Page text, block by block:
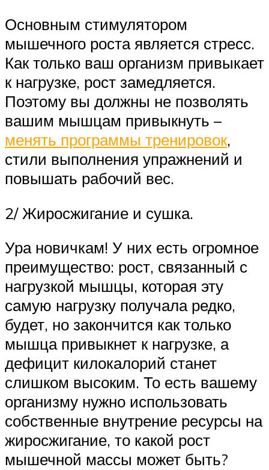
Основным стимулятором
мышечного роста является стресс.
Как только ваш организм привыкает
к нагрузке, рост замедляется.
Поэтому вы должны не позволять
вашим мышцам привыкнуть –
менять программы тренировок,
стили выполнения упражнений и
повышать рабочий вес.
2/ Жиросжигание и сушка.
Ура новичкам! У них есть огромное
преимущество: рост, связанный с
нагрузкой мышцы, которая эту
самую нагрузку получала редко,
будет, но закончится как только
мышца привыкнет к нагрузке, а
дефицит килокалорий станет
слишком высоким. То есть вашему
организму нужно использовать
собственные внутрение ресурсы на
жиросжигание, то какой рост
мышечной массы может быть?